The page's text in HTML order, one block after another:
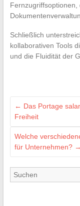
Schließlich
kollaborativen Tools
und die Fluidität der
← Das Portage
Freiheit
Welche
für Unternehmen? →